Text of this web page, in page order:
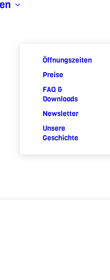
Öffnungszeiten
Preise
FAQ &
Downloads
Newsletter
Unsere
Geschichte